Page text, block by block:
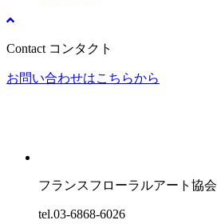
Contact コンタクト
お問い合わせはこちらから
フランスフローラルアート協会
tel.03-6868-6026